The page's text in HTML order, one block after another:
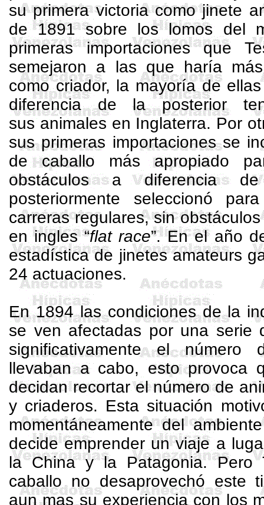
su primera victoria como jinete
de 1891 sobre los lomos del
primeras importaciones que
semejaron a las que haría
como criador, la mayoría de
diferencia de la posterior
sus animales en Inglaterra. Por
sus primeras importaciones se
de caballo más apropiado
obstáculos a diferencia
posteriormente seleccionó
carreras regulares, sin
en ingles “flatrace”. En el año
estadística de jinetes amateurs
24 actuaciones.
En 1894 las condiciones de la
se ven afectadas por una serie
significativamente el
llevaban a cabo, esto provoca
decidan recortar el número de
y criaderos. Esta situación
momentáneamente del
decide emprender un viaje a
la China y la Patagonia. Pero
caballo no desaprovechó este
aun mas su experiencia con los